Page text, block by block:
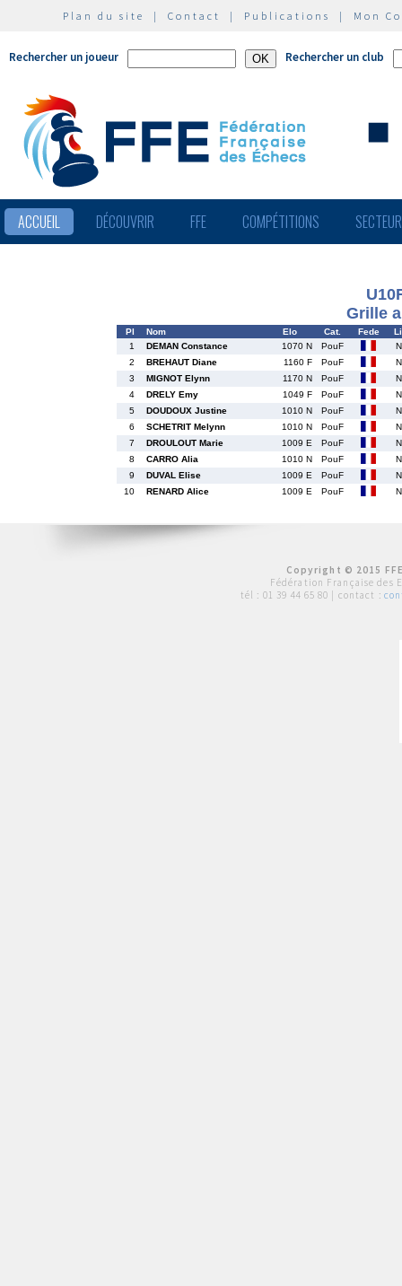
Plan du site | Contact | Publications | Mon
Rechercher un joueur Rechercher un club
ACCUEIL DÉCOUVRIR FFE COMPÉTITIONS
Grille
Pl Nom Elo Cat. Fede
1
DEMAN Constance 1070 N PouF
2
BREHAUT Diane 1160 F PouF
3
MIGNOT Elynn 1170 N PouF
4
DRELY Emy 1049 F PouF
5
DOUDOUX Justine 1010 N PouF
6
SCHETRIT Melynn 1010 N PouF
7
DROULOUT Marie 1009 E PouF
8
CARRO Alia 1010 N PouF
9
DUVAL Elise 1009 E PouF
10
RENARD Alice 1009 E PouF
Copyright © 2015
Fédération Française des
tél : 01 39 44 65 80 | contact :